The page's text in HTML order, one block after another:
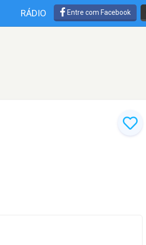
RÁDIO Entre com Facebook